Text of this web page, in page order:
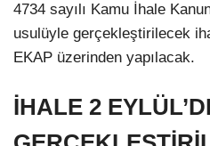
4734 sayılı Kamu İhale
usulüyle gerçekleştirilecek
EKAP üzerinden yapılacak.
İHALE 2